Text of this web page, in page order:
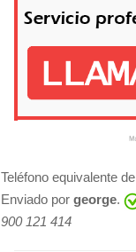
Teléfono equivalente de
Enviado por george.
900 121 414